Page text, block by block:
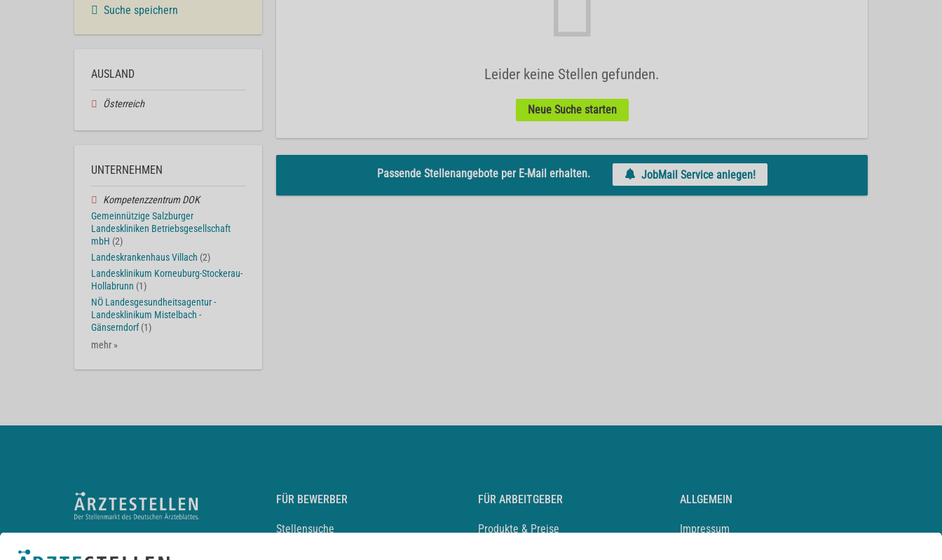
Leider keine Stellen gefunden.
Neue Suche starten
Passende Stellenangebote per E-Mail erhalten. JobMail Service anlegen!
Suche speichern
AUSLAND
Österreich
UNTERNEHMEN
Kompetenzzentrum DOK
Gemeinnützige Salzburger
Landeskliniken Betriebsgesellschaft
mbH (2)
Landeskrankenhaus Villach (2)
Landesklinikum Korneuburg-Stockerau-
Hollabrunn (1)
NÖ Landesgesundheitsagentur -
Landesklinikum Mistelbach -
Gänserndorf (1)
mehr »
FÜR BEWERBER
Stellensuche
FÜR ARBEITGEBER
Produkte & Preise
ALLGEMEIN
Impressum